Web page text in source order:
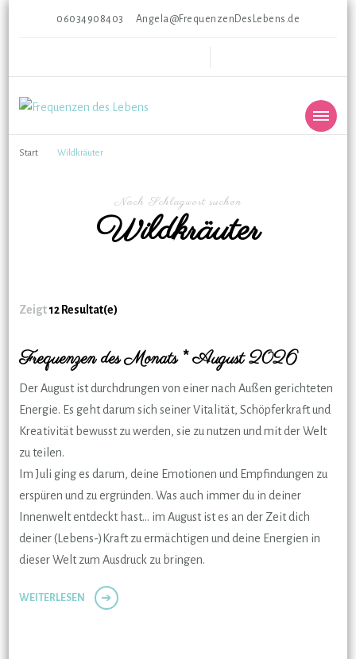
06034908403 Angela@FrequenzenDesLebens.de
Frequenzen des Lebens
Start Wildkräuter
Nach Schlagwort suchen
Wildkräuter
Zeigt12 Resultat(e)
Frequenzen des Monats * August 2026
Der August ist durchdrungen von einer nach Außen gerichteten
Energie. Es geht darum sich seiner Vitalität, Schöpferkraft und
Kreativität bewusst zu werden, sie zu nutzen und mit der Welt
zu teilen.
Im Juli ging es darum, deine Emotionen und Empfindungen zu
erspüren und zu ergründen. Was auch immer du in deiner
Innenwelt entdeckt hast… im August ist es an der Zeit dich
deiner (Lebens-)Kraft zu ermächtigen und deine Energien in
dieser Welt zum Ausdruck zu bringen.
WEITERLESEN